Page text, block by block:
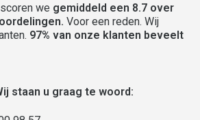
we gemiddeld een 8.7 over
Voor een reden. Wij
97% van onze klanten beveelt
staan u graag te woord: